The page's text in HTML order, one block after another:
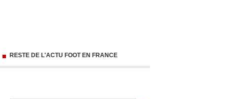
RESTE DE L'ACTU FOOT EN FRANCE